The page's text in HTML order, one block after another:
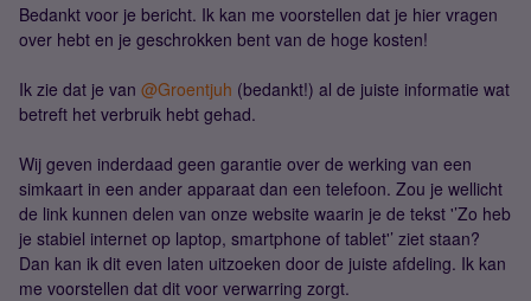
Bedankt voor je bericht. Ik kan me voorstellen dat je hier vragen
over hebt en je geschrokken bent van de hoge kosten!
Ik zie dat je van @Groentjuh (bedankt!) al de juiste informatie wat
betreft het verbruik hebt gehad.
Wij geven inderdaad geen garantie over de werking van een
simkaart in een ander apparaat dan een telefoon. Zou je wellicht
de link kunnen delen van onze website waarin je de tekst '’Zo heb
je stabiel internet op laptop, smartphone of tablet'’ ziet staan?
Dan kan ik dit even laten uitzoeken door de juiste afdeling. Ik kan
me voorstellen dat dit voor verwarring zorgt.